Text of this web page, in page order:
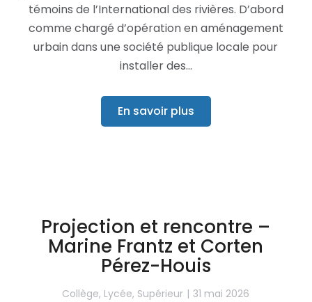
témoins de l’International des rivières. D’abord
comme chargé d’opération en aménagement
urbain dans une société publique locale pour
installer des…
En savoir plus
Projection et rencontre –
Marine Frantz et Corten
Pérez-Houis
Collège, Lycée, Supérieur 31 mai 2026